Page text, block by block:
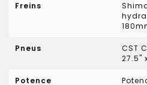
Freins
Pneus
CST
27.5"
Potence